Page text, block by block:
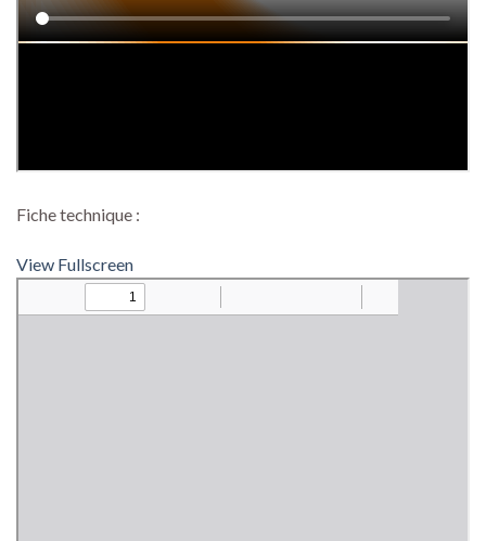
Fiche technique :
View Fullscreen